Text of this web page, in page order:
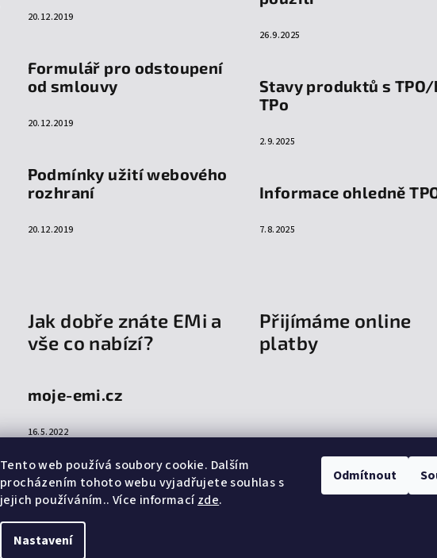
Tento web používá soubory cookie. Dalším
procházením tohoto webu vyjadřujete souhlas s
jejich používáním.. Více informacízde.
Nastavení
Odmítnout
20.12.2019
Formulář pro odstoupení
od smlouvy
20.12.2019
Podmínky užití webového
rozhraní
20.12.2019
26.9.2025
Stavy produktů s TPO/
TPo
2.9.2025
Informace ohledně
7.8.2025
Jak dobře znáte EMi a
vše co nabízí?
moje-emi.cz
16.5.2022
Přijímáme online
platby